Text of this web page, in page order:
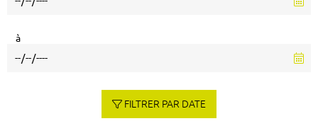
à
FILTRER PAR DATE